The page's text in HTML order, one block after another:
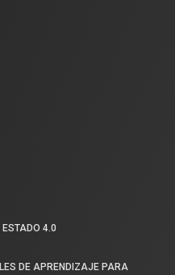
ESTADO 4.0
DE APRENDIZAJE PARA